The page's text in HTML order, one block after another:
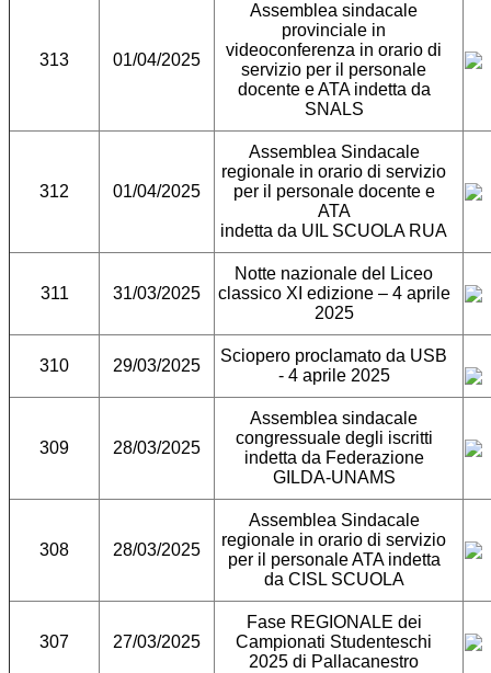
313 01/04/2025
Assemblea sindacale
provinciale in
videoconferenza in orario di
servizio per il personale
docente e ATA indetta da
SNALS
312 01/04/2025
Assemblea Sindacale
regionale in orario di servizio
per il personale docente e
ATA
indetta da UIL SCUOLA RUA
311 31/03/2025
Notte nazionale del Liceo
classico XI edizione – 4 aprile
2025
310 29/03/2025
Sciopero proclamato da USB
-4 aprile 2025
309 28/03/2025
Assemblea sindacale
congressuale degli iscritti
indetta da Federazione
GILDA-UNAMS
308 28/03/2025
Assemblea Sindacale
regionale in orario di servizio
per il personale ATA indetta
da CISL SCUOLA
307 27/03/2025
Fase REGIONALE dei
Campionati Studenteschi
2025 di Pallacanestro